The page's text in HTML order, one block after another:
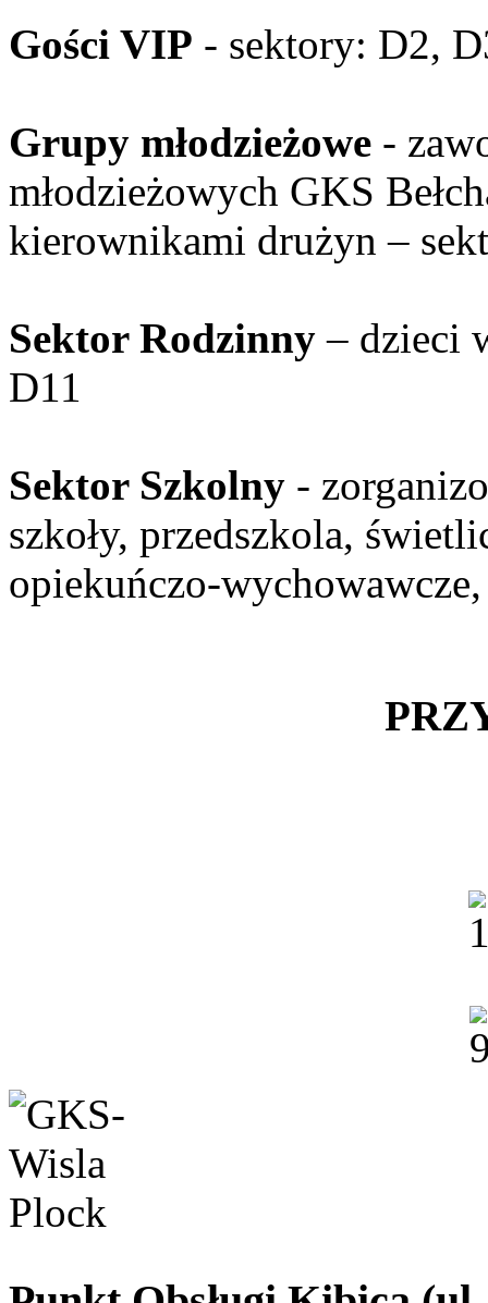
Gości VIP - sektory: D2,
Grupy młodzieżowe -
młodzieżowych GKS
kierownikami drużyn –
Sektor Rodzinny – dzieci
D11
Sektor Szkolny -
szkoły, przedszkola,
opiekuńczo-